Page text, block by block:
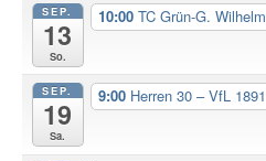
SEP.
13
So.
10:00 TC Grün-G.
SEP.
19
Sa.
9:00 Herren 30 – VfL